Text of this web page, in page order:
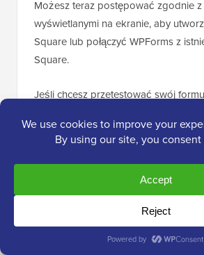
Możesz teraz postępować zgodnie
wyświetlanymi na ekranie, aby
Square lub połączyć WPForms z
Square.
Jeśli chcesz przetestować swój
dokonywanie płatności testowych,
że formularz działa poprawnie.
Ważne:Aby korzystać z Trybu
musisz wygenerować oddzielny
API Sandbox z panelu